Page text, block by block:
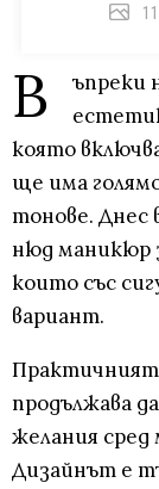
11
В
ъпреки
която
ще има
тонове. Днес
нюд маникюр
които със
вариант.
продължава
желания
Дизайнът е